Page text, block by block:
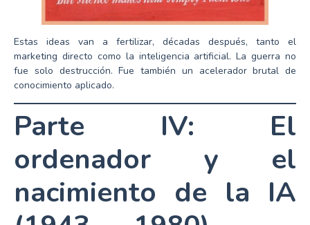
Estas ideas van a fertilizar, décadas después, tanto el
marketing directo como la inteligencia artificial. La guerra no
fue solo destrucción. Fue también un acelerador brutal de
conocimiento aplicado.
Parte IV: El
ordenador y el
nacimiento de la IA